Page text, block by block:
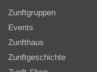
Zunftgruppen
Events
Zunfthaus
Zunftgeschichte